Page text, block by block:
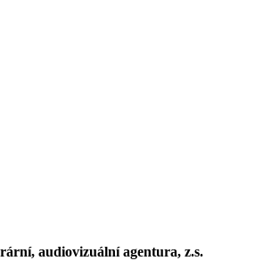
audiovizuální agentura, z.s.